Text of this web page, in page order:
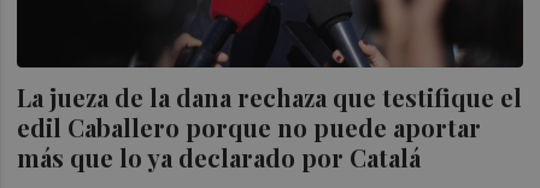
La jueza de la dana rechaza que testifique el
edil Caballero porque no puede aportar
más que lo ya declarado por Catalá